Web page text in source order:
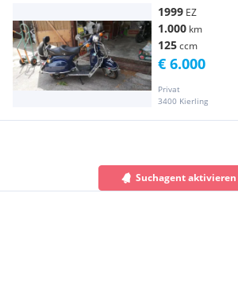
1999 EZ
1.000 km
125ccm
Privat
3400 Kierling
€ 6.000
Suchagent aktivieren